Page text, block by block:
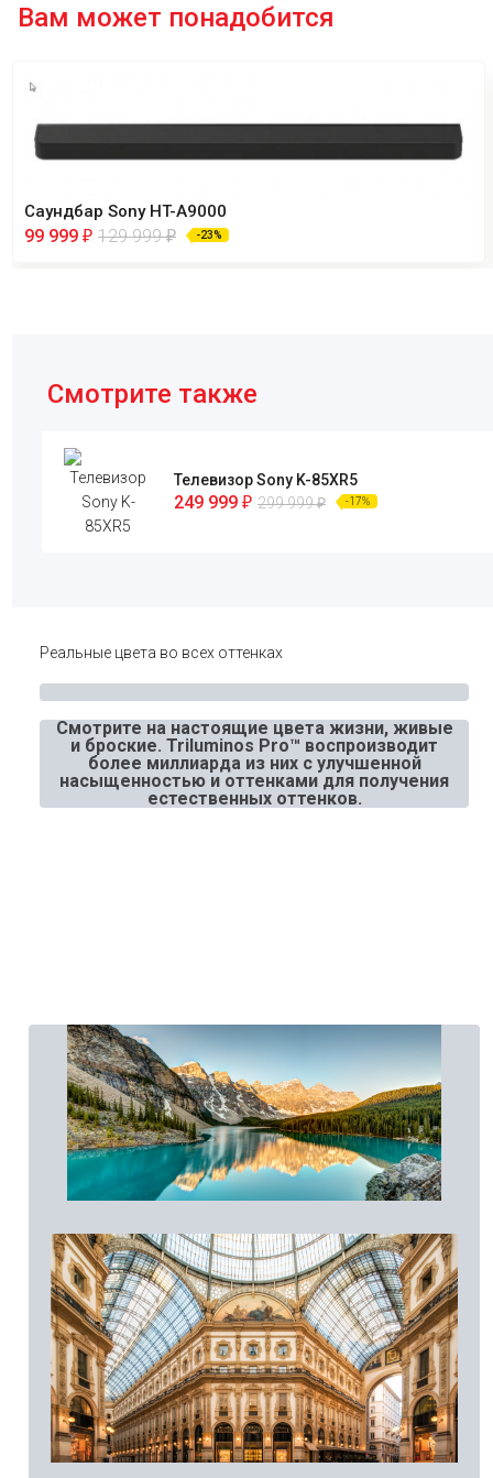
Вам может понадобится
Саундбар Sony HT-A9000
99 999 ₽ 129 999₽ -23%
Смотрите также
Телевизор Sony K-85XR5
249 999 ₽ 299 999₽ -17%
Реальные цвета во всех оттенках
Смотрите на настоящие цвета жизни, живые
и броские. Triluminos Pro™ воспроизводит
более миллиарда из них с улучшенной
насыщенностью и оттенками для получения
естественных оттенков.